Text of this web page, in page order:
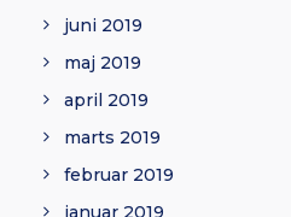
juni 2019
maj 2019
april 2019
marts 2019
februar 2019
januar 2019